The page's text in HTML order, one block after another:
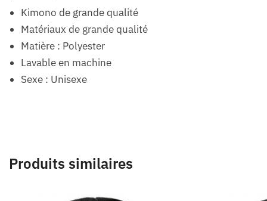
Kimono de grande qualité
Matériaux de grande qualité
Matière : Polyester
Lavable en machine
Sexe : Unisexe
Produits similaires